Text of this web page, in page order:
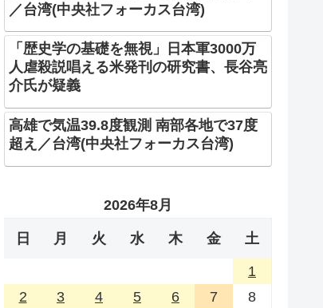
／台湾(中央社フォーカス台湾)
「歴史学の基礎を無視」日本軍3000万
人虐殺説唱える米発刊の研究書、長谷亮
介氏が疑義
高雄で気温39.8度観測 南部各地で37度
超え／台湾(中央社フォーカス台湾)
2026年8月
日 月 火 水 木 金 土
1
2
3 4 5 6 7
8